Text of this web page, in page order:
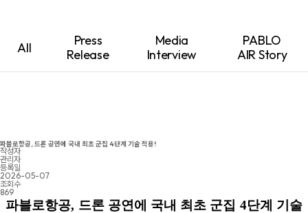
All
Press
Release
Media
Interview
PABLO
AIR Story
파블로항공, 드론 공연에 국내 최초 군집 4단계 기술 적용!
작성자
관리자
등록일
2026-05-07
조회수
869
파블로항공, 드론 공연에 국내 최초 군집 4단계 기술